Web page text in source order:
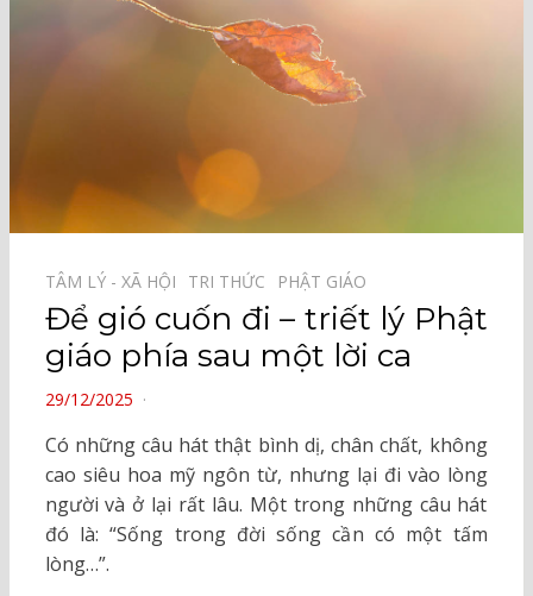
TÂM LÝ - XÃ HỘI⠀ TRI THỨC⠀ PHẬT GIÁO⠀
Để gió cuốn đi – triết lý Phật
giáo phía sau một lời ca
POSTED
29/12/2025
Có những câu hát thật bình dị, chân chất, không
cao siêu hoa mỹ ngôn từ, nhưng lại đi vào lòng
người và ở lại rất lâu. Một trong những câu hát
đó là: “Sống trong đời sống cần có một tấm
lòng…”.